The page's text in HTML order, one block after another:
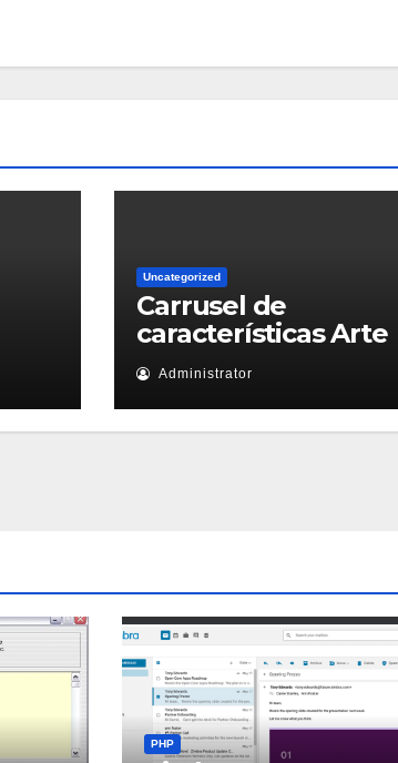
Uncategorized
Carrusel de
características Arte
Administrator
PHP